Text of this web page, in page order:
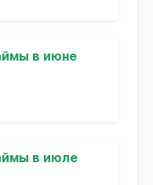
в июне
в июле